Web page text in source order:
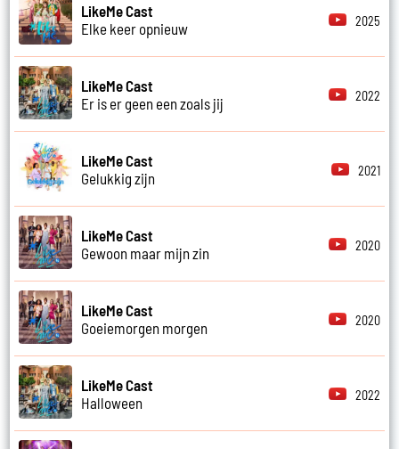
LikeMe Cast
Elke keer opnieuw
2025
LikeMe Cast
Er is er geen een zoals jij
2022
LikeMe Cast
Gelukkig zijn
2021
LikeMe Cast
Gewoon maar mijn zin
2020
LikeMe Cast
Goeiemorgen morgen
2020
LikeMe Cast
Halloween
2022